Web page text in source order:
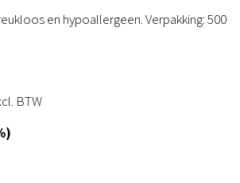
en hypoallergeen. Verpakking: 500
BTW